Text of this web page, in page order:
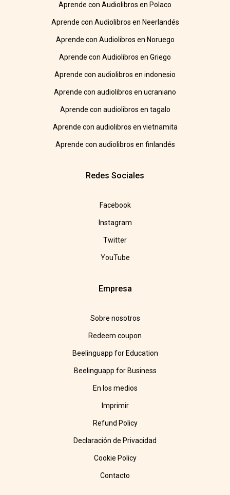
Aprende con Audiolibros en Polaco
Aprende con Audiolibros en Neerlandés
Aprende con Audiolibros en Noruego
Aprende con Audiolibros en Griego
Aprende con audiolibros en indonesio
Aprende con audiolibros en ucraniano
Aprende con audiolibros en tagalo
Aprende con audiolibros en vietnamita
Aprende con audiolibros en finlandés
Redes Sociales
Facebook
Instagram
Twitter
YouTube
Empresa
Sobre nosotros
Redeem coupon
Beelinguapp for Education
Beelinguapp for Business
En los medios
Imprimir
Refund Policy
Declaración de Privacidad
Cookie Policy
Contacto